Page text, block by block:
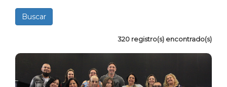
320 registro(s) encontrado(s)